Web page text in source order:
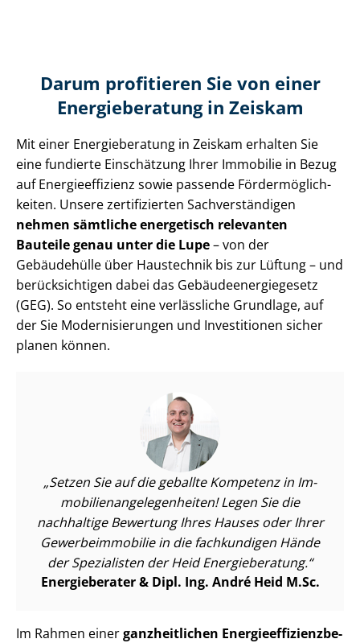
Darum profitieren Sie von einer
Energieberatung in Zeiskam
Mit einer Energieberatung in Zeiskam erhalten Sie
eine fundierte Einschätzung Ihrer Immobilie in Bezug
auf En­er­gie­ef­fi­zi­enz sowie passende För­der­mög­lich­
kei­ten. Unsere zertifizierten Sach­ver­stän­di­gen
nehmen sämtliche energetisch relevanten
Bauteile genau unter die Lupe– von der
Gebäudehülle über Haustechnik bis zur Lüftung – und
berücksichtigen dabei das Ge­bäu­de­en­er­gie­ge­setz
(GEG). So entsteht eine verlässliche Grundlage, auf
der Sie Mo­der­ni­sie­run­gen und Investitionen sicher
planen können.
Setzen Sie auf die geballte Kompetenz in Im­
mo­bi­li­en­an­ge­le­gen­hei­ten! Legen Sie die
nachhaltige Bewertung Ihres Hauses oder Ihrer
Ge­wer­be­im­mo­bi­lie in die fachkundigen Hände
der Spezialisten der Heid Energieberatung.
Energieberater & Dipl. Ing. André Heid M.Sc.
Im Rahmen einerganzheitlichen En­er­gie­ef­fi­zi­enz­be­